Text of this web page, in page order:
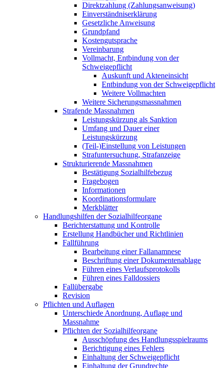
Direktzahlung (Zahlungsanweisung)
Einverständniserklärung
Gesetzliche Anweisung
Grundpfand
Kostengutsprache
Vereinbarung
Vollmacht, Entbindung von der
Schweigepflicht
Auskunft und Akteneinsicht
Entbindung von der Schweigepflicht
Weitere Vollmachten
Weitere Sicherungsmassnahmen
Strafende Massnahmen
Leistungskürzung als Sanktion
Umfang und Dauer einer
Leistungskürzung
(Teil-)Einstellung von Leistungen
Strafuntersuchung, Strafanzeige
Strukturierende Massnahmen
Bestätigung Sozialhilfebezug
Fragebogen
Informationen
Koordinationsformulare
Merkblätter
Handlungshilfen der Sozialhilfeorgane
Berichterstattung und Kontrolle
Erstellung Handbücher und Richtlinien
Fallführung
Bearbeitung einer Fallanamnese
Beschriftung einer Dokumentenablage
Führen eines Verlaufsprotokolls
Führen eines Falldossiers
Fallübergabe
Revision
Pflichten und Auflagen
Unterschiede Anordnung, Auflage und
Massnahme
Pflichten der Sozialhilfeorgane
Ausschöpfung des Handlungsspielraums
Berichtigung eines Fehlers
Einhaltung der Schweigepflicht
Einhaltung der Grundrechte